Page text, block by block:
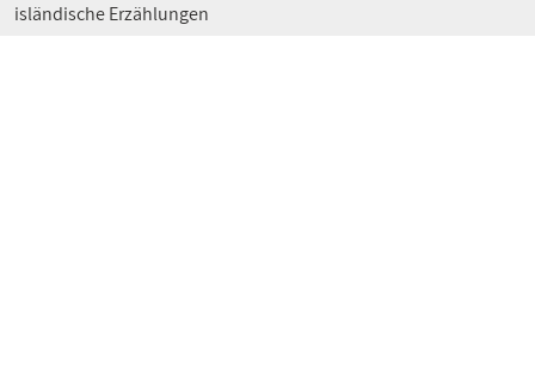
isländische Erzählungen